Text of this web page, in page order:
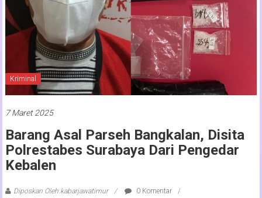
Jawa
Timur
Kriminal
7 Maret 2025
Barang Asal Parseh Bangkalan, Disita
Polrestabes Surabaya Dari Pengedar
Kebalen
Diposkan Oleh:kabarjawatimur
0 Komentar